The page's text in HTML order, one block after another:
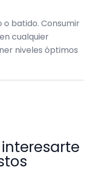
o batido. Consumir
cualquier
niveles óptimos